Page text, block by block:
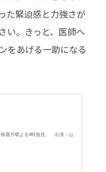
た緊迫感と力強さが
い。きっと、医師へ
をあげる一助になる
毎週月曜よる9時放送。 出演：山